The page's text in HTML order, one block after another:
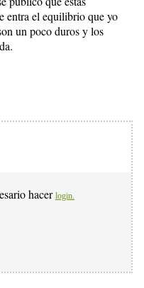
entra el equilibrio que yo
un poco duros y los
hacer login.